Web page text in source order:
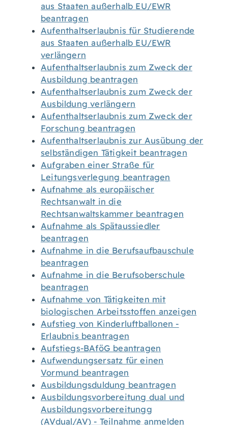
aus Staaten außerhalb EU/EWR
beantragen
Aufenthaltserlaubnis für Studierende
aus Staaten außerhalb EU/EWR
verlängern
Aufenthaltserlaubnis zum Zweck der
Ausbildung beantragen
Aufenthaltserlaubnis zum Zweck der
Ausbildung verlängern
Aufenthaltserlaubnis zum Zweck der
Forschung beantragen
Aufenthaltserlaubnis zur Ausübung der
selbständigen Tätigkeit beantragen
Aufgraben einer Straße für
Leitungsverlegung beantragen
Aufnahme als europäischer
Rechtsanwalt in die
Rechtsanwaltskammer beantragen
Aufnahme als Spätaussiedler
beantragen
Aufnahme in die Berufsaufbauschule
beantragen
Aufnahme in die Berufsoberschule
beantragen
Aufnahme von Tätigkeiten mit
biologischen Arbeitsstoffen anzeigen
Aufstieg von Kinderluftballonen -
Erlaubnis beantragen
Aufstiegs-BAföG beantragen
Aufwendungsersatz für einen
Vormund beantragen
Ausbildungsduldung beantragen
Ausbildungsvorbereitung dual und
Ausbildungsvorbereitungg
(AVdual/AV) - Teilnahme anmelden